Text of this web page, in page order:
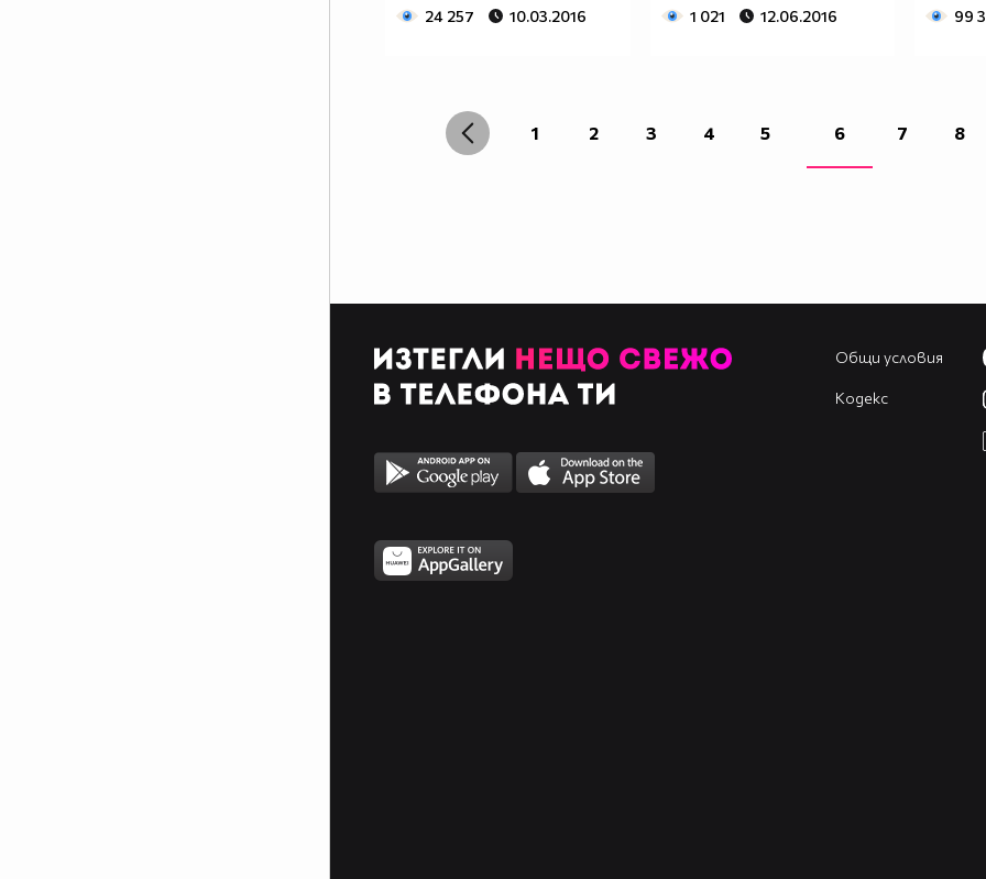
24 257 10.03.2016 1 021 12.06.2016 99
1 2 3 4 5 6 7 8
Общи условия
Кодекс